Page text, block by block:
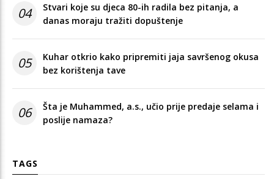
04
Stvari koje su djeca 80-ih radila bez pitanja, a
danas moraju tražiti dopuštenje
05
Kuhar otkrio kako pripremiti jaja savršenog okusa
bez korištenja tave
06
Šta je Muhammed, a.s., učio prije predaje selama i
poslije namaza?
TAGS